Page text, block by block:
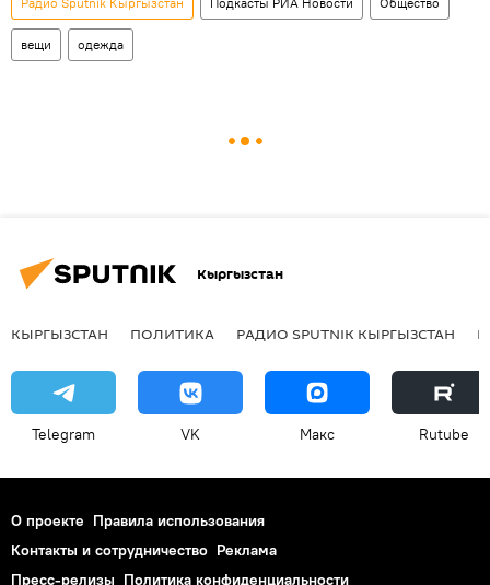
вещи одежда
Кыргызстан
КЫРГЫЗСТАН ПОЛИТИКА РАДИО SPUTNIK КЫРГЫЗСТАН
Telegram VK Макс Rutube
О проекте Правила использования
Контакты и сотрудничество Реклама
Пресс-релизы Политика конфиденциальности